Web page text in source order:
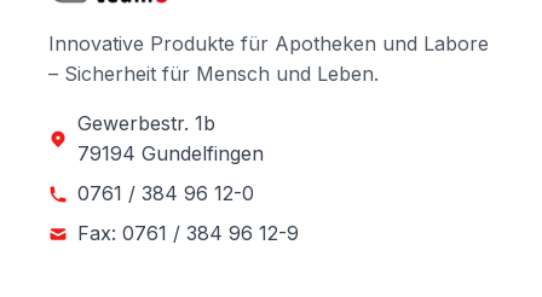
Innovative Produkte für Apotheken und Labore
– Sicherheit für Mensch und Leben.
Gewerbestr. 1b
79194 Gundelfingen
0761 / 384 96 12-0
Fax: 0761 / 384 96 12-9